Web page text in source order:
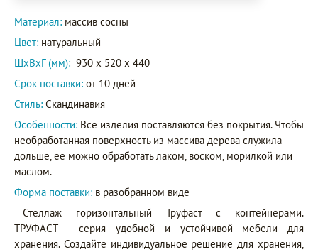
Материал: массив сосны
Цвет: натуральный
ШxВxГ (мм): 930 x 520 x 440
Срок поставки: от 10 дней
Стиль: Скандинавия
Особенности: Все изделия поставляются без покрытия. Чтобы
необработанная поверхность из массива дерева служила
дольше, ее можно обработать лаком, воском, морилкой или
маслом.
Форма поставки: в разобранном виде
Стеллаж горизонтальный Труфаст с контейнерами.
ТРУФАСТ - серия удобной и устойчивой мебели для
хранения. Создайте индивидуальное решение для хранения,